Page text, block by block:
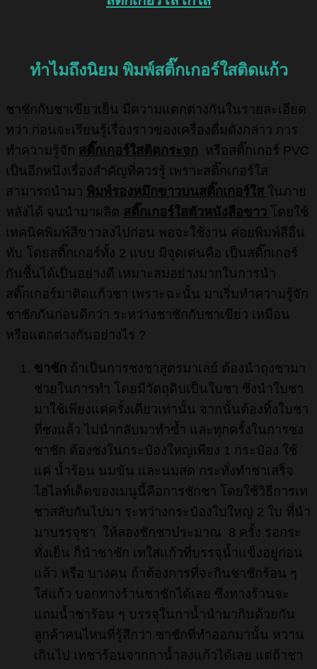
ทำไมถึงนิยม พิมพ์สติ๊กเกอร์ใสติดแก้ว
ชาชักกับชาเขียวเย็น มีความแตกต่างกันในรายละเอียด
ทว่า ก่อนจะเรียนรู้เรื่องราวของเครื่องดื่มดังกล่าว การ
ทำความรู้จัก สติ๊กเกอร์ใสติดกระจก หรือสติ๊กเกอร์ PVC
เป็นอีกหนึ่งเรื่องสำคัญที่ควรรู้ เพราะสติ๊กเกอร์ใส
สามารถนำมา พิมพ์รองหมึกขาวบนสติ๊กเกอร์ใส ในภาย
หลังได้ จนนำมาผลิต สติ๊กเกอร์ใสตัวหนังสือขาว โดยใช้
เทคนิคพิมพ์สีขาวลงไปก่อน พอจะใช้งาน ค่อยพิมพ์สีอื่น
ทับ โดยสติ๊กเกอร์ทั้ง 2 แบบ มีจุดเด่นคือ เป็นสติ๊กเกอร์
กันชื้นได้เป็นอย่างดี เหมาะสมอย่างมากในการนำ
สติ๊กเกอร์มาติดแก้วชา เพราะฉะนั้น มาเริ่มทำความรู้จัก
ชาชักกันก่อนดีกว่า ระหว่างชาชักกับชาเขียว เหมือน
หรือแตกต่างกันอย่างไร ?
ขาชัก ถ้าเป็นการชงชาสูตรมาเลย์ ต้องนำถุงชามา
ช่วยในการทำ โดยมีวัตถุดิบเป็นใบชา ซึ่งนำใบชา
มาใช้เพียงแค่ครั้งเดียวเท่านั้น จากนั้นต้องทิ้งใบชา
ที่ชงแล้ว ไม่นำกลับมาทำซ้ำ และทุกครั้งในการชง
ชาชัก ต้องชงในกระป๋องใหญ่เพียง 1 กระป๋อง ใช้
แค่ น้ำร้อน นมข้น และนมสด กระทั่งทำชาเสร็จ
ไฮไลท์เด็ดของเมนูนี้คือการชักชา โดยใช้วิธีการเท
ชาสลับกันไปมา ระหว่างกระป๋องใบใหญ่ 2 ใบ ที่นำ
มาบรรจุชา ให้ลองชักชาประมาณ 8 ครั้ง รอกระ
ทั่งเย็น ก็นำชาชัก เทใส่แก้วที่บรรจุน้ำแข็งอยู่ก่อน
แล้ว หรือ บางคน ถ้าต้องการที่จะกินชาชักร้อน ๆ
ใส่แก้ว บอกทางร้านชาชักได้เลย ซึ่งทางร้านจะ
แถมน้ำชาร้อน ๆ บรรจุในกาน้ำนำมากินด้วยกัน
ลูกค้าคนไหนที่รู้สึกว่า ชาชักที่ทำออกมานั้น หวาน
เกินไป เทชาร้อนจากกาน้ำลงแก้วได้เลย แต่ถ้าชา